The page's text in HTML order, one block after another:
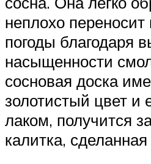
неплохо переносит
погоды благодаря
насыщенности
сосновая доска
золотистый цвет и
лаком, получится
калитка,